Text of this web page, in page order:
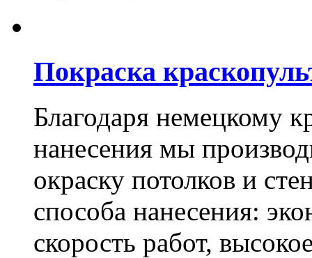
Покраска
Благодаря немецкому
нанесения мы
окраску потолков и
способа нанесения:
скорость работ,